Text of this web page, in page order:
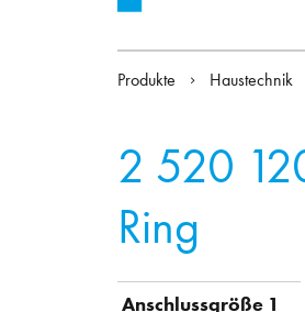
Produkte Haustechnik
2 520
Ring
Anschlussgröße 1